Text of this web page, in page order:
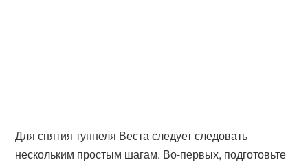
Для снятия туннеля Веста следует следовать
нескольким простым шагам. Во-первых, подготовьте